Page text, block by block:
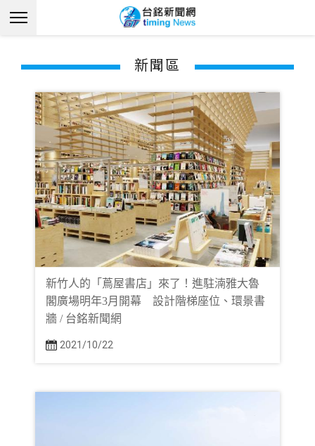
新聞區
新竹人的「蔦屋書店」來了！進駐湳雅大魯
閣廣場明年3月開幕 設計階梯座位、環景書
牆 / 台銘新聞網
2021/10/22